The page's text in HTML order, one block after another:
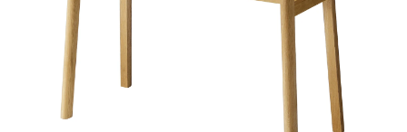
インテリア雑貨・その他